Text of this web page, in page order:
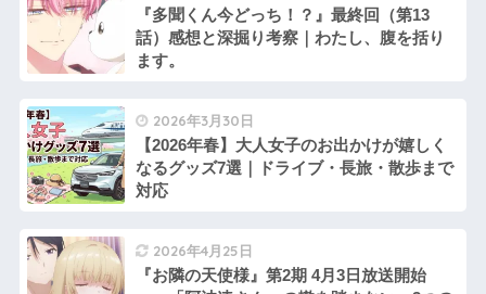
『多聞くん今どっち！？』最終回（第13
話）感想と深掘り考察｜わたし、腹を括り
ます。
2026年3月30日
【2026年春】大人女子のお出かけが嬉しく
なるグッズ7選｜ドライブ・長旅・散歩まで
対応
2026年4月25日
『お隣の天使様』第2期 4月3日放送開始